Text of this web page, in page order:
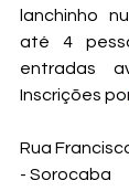
lanchinho
até 4
entradas
Inscrições
Rua
- Sorocaba